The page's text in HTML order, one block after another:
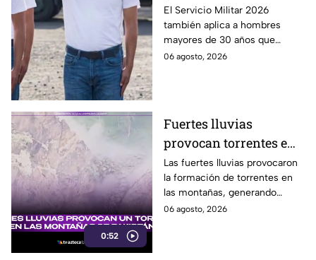
cartilla militar? Te
pueden llamar para
hacer servicio en Baja
California
El Servicio Militar 2026
también aplica a hombres
mayores de 30 años que
nunca tramitaron su cartilla. Te
06 agosto, 2026
0:52
Fuertes lluvias
provocan torrentes e
inundaciones en una
región montañosa
Las fuertes lluvias provocaron
la formación de torrentes en
las montañas, generando
inundaciones y afectaciones
06 agosto, 2026